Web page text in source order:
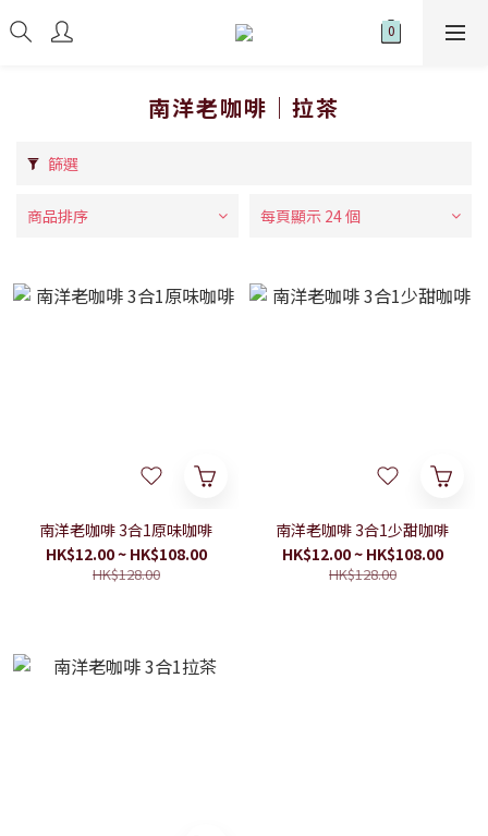
南洋老咖啡｜拉茶
篩選
商品排序 每頁顯示 24 個
南洋老咖啡 3合1原味咖啡
HK$12.00 ~ HK$108.00
HK$128.00
南洋老咖啡 3合1少甜咖啡
HK$12.00 ~ HK$108.00
HK$128.00